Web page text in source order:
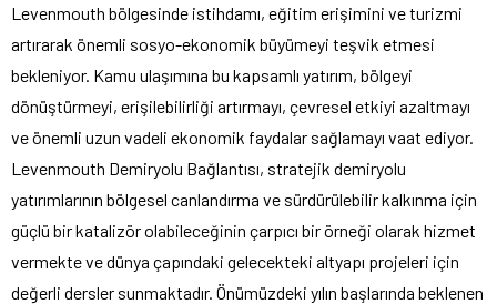
Levenmouth bölgesinde istihdamı, eğitim erişimini ve turizmi
artırarak önemli sosyo-ekonomik büyümeyi teşvik etmesi
bekleniyor. Kamu ulaşımına bu kapsamlı yatırım, bölgeyi
dönüştürmeyi, erişilebilirliği artırmayı, çevresel etkiyi azaltmayı
ve önemli uzun vadeli ekonomik faydalar sağlamayı vaat ediyor.
Levenmouth Demiryolu Bağlantısı, stratejik demiryolu
yatırımlarının bölgesel canlandırma ve sürdürülebilir kalkınma için
güçlü bir katalizör olabileceğinin çarpıcı bir örneği olarak hizmet
vermekte ve dünya çapındaki gelecekteki altyapı projeleri için
değerli dersler sunmaktadır. Önümüzdeki yılın başlarında beklenen